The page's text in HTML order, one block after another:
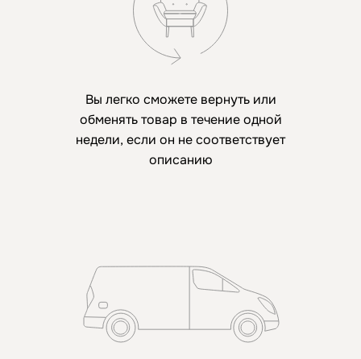
Вы легко сможете вернуть или
обменять товар в течение одной
недели, если он не соответствует
описанию